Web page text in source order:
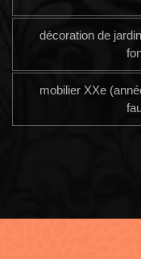
décoration de
mobilier XXe